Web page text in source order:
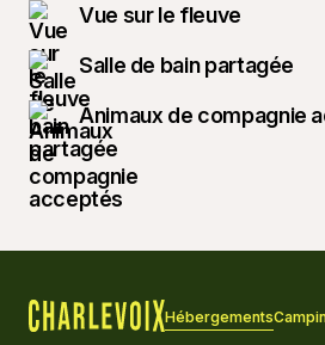
Vue sur le fleuve
Salle de bain partagée
Animaux de compagnie
Hébergements